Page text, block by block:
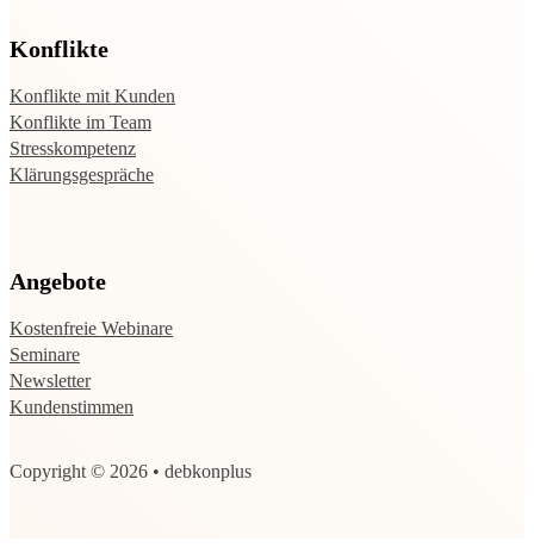
Konflikte
Konflikte mit Kunden
Konflikte im Team
Stresskompetenz
Klärungsgespräche
Angebote
Kostenfreie Webinare
Seminare
Newsletter
Kundenstimmen
Copyright © 2026 • debkonplus